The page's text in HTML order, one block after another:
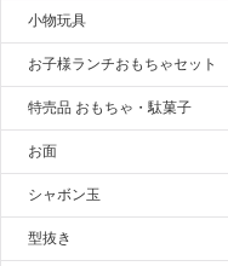
小物玩具
お子様ランチおもちゃセット
特売品 おもちゃ・駄菓子
お面
シャボン玉
型抜き